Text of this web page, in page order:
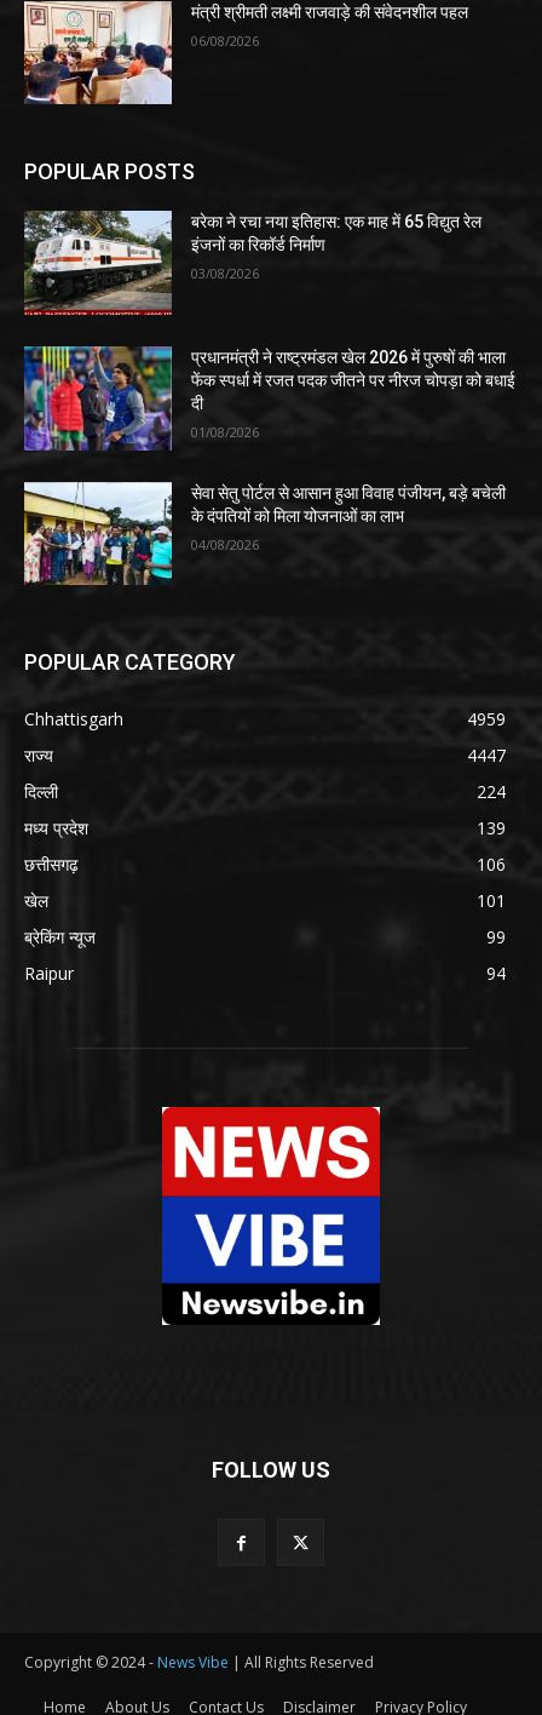
मंत्री श्रीमती लक्ष्मी राजवाड़े की संवेदनशील पहल
06/08/2026
POPULAR POSTS
बरेका ने रचा नया इतिहास: एक माह में 65 विद्युत रेल
इंजनों का रिकॉर्ड निर्माण
03/08/2026
प्रधानमंत्री ने राष्ट्रमंडल खेल 2026 में पुरुषों की भाला
फेंक स्पर्धा में रजत पदक जीतने पर नीरज चोपड़ा को बधाई
दी
01/08/2026
सेवा सेतु पोर्टल से आसान हुआ विवाह पंजीयन, बड़े बचेली
के दंपतियों को मिला योजनाओं का लाभ
04/08/2026
POPULAR CATEGORY
Chhattisgarh
4959
राज्य
4447
दिल्ली
224
मध्य प्रदेश
139
छत्तीसगढ़
106
खेल
101
ब्रेकिंग न्यूज
99
Raipur
94
FOLLOW US
Copyright © 2024 - News Vibe | All Rights Reserved
Home About Us Contact Us Disclaimer Privacy Policy